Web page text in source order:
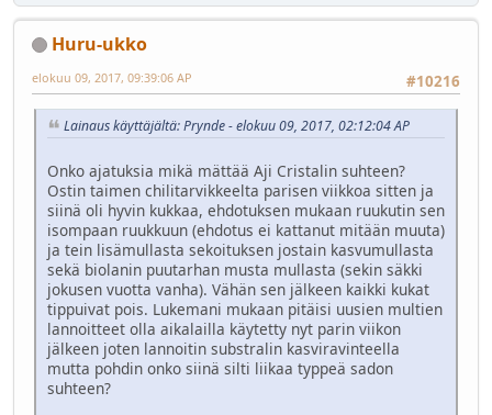
Huru-ukko
#10216
elokuu 09, 2017, 09:39:06 AP
Lainaus käyttäjältä: Prynde - elokuu 09, 2017, 02:12:04 AP
Onko ajatuksia mikä mättää Aji Cristalin suhteen?
Ostin taimen chilitarvikkeelta parisen viikkoa sitten ja
siinä oli hyvin kukkaa, ehdotuksen mukaan ruukutin sen
isompaan ruukkuun (ehdotus ei kattanut mitään muuta)
ja tein lisämullasta sekoituksen jostain kasvumullasta
sekä biolanin puutarhan musta mullasta (sekin säkki
jokusen vuotta vanha). Vähän sen jälkeen kaikki kukat
tippuivat pois. Lukemani mukaan pitäisi uusien multien
lannoitteet olla aikalailla käytetty nyt parin viikon
jälkeen joten lannoitin substralin kasviravinteella
mutta pohdin onko siinä silti liikaa typpeä sadon
suhteen?